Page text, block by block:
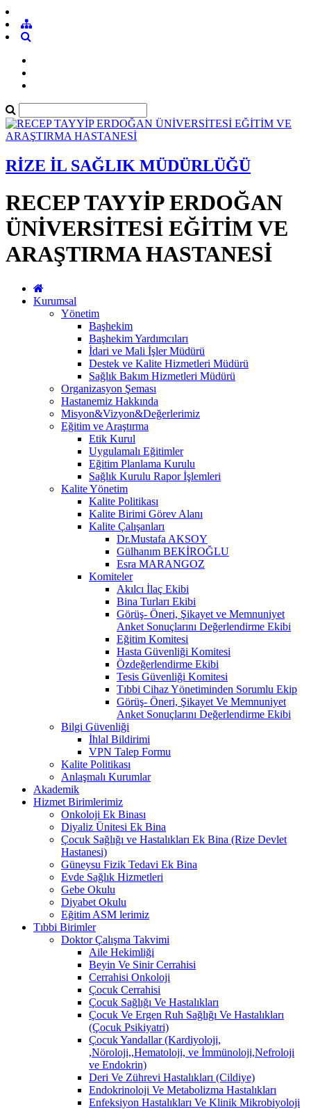
RİZE İL SAĞLIK MÜDÜRLÜĞÜ
RECEP TAYYİP ERDOĞAN
ÜNİVERSİTESİ EĞİTİM VE
ARAŞTIRMA HASTANESİ
Kurumsal
Yönetim
Başhekim
Başhekim Yardımcıları
İdari ve Mali İşler Müdürü
Destek ve Kalite Hizmetleri Müdürü
Sağlık Bakım Hizmetleri Müdürü
Organizasyon Şeması
Hastanemiz Hakkında
Misyon&Vizyon&Değerlerimiz
Eğitim ve Araştırma
Etik Kurul
Uygulamalı Eğitimler
Eğitim Planlama Kurulu
Sağlık Kurulu Rapor İşlemleri
Kalite Yönetim
Kalite Politikası
Kalite Birimi Görev Alanı
Kalite Çalışanları
Dr.Mustafa AKSOY
Gülhanım BEKİROĞLU
Esra MARANGOZ
Komiteler
Akılcı İlaç Ekibi
Bina Turları Ekibi
Görüş- Öneri, Şikayet ve Memnuniyet
Anket Sonuçlarını Değerlendirme Ekibi
Eğitim Komitesi
Hasta Güvenliği Komitesi
Özdeğerlendirme Ekibi
Tesis Güvenliği Komitesi
Tıbbi Cihaz Yönetiminden Sorumlu Ekip
Görüş- Öneri, Şikayet Ve Memnuniyet
Anket Sonuçlarını Değerlendirme Ekibi
Bilgi Güvenliği
İhlal Bildirimi
VPN Talep Formu
Kalite Politikası
Anlaşmalı Kurumlar
Akademik
Hizmet Birimlerimiz
Onkoloji Ek Binası
Diyaliz Ünitesi Ek Bina
Çocuk Sağlığı ve Hastalıkları Ek Bina (Rize Devlet
Hastanesi)
Güneysu Fizik Tedavi Ek Bina
Evde Sağlık Hizmetleri
Gebe Okulu
Diyabet Okulu
Eğitim ASM lerimiz
Tıbbi Birimler
Doktor Çalışma Takvimi
Aile Hekimliği
Beyin Ve Sinir Cerrahisi
Cerrahisi Onkoloji
Çocuk Cerrahisi
Çocuk Sağlığı Ve Hastalıkları
Çocuk Ve Ergen Ruh Sağlığı Ve Hastalıkları
(Çocuk Psikiyatri)
Çocuk Yandallar (Kardiyoloji,
,Nöroloji,,Hematoloji, ve İmmünoloji,Nefroloji
ve Endokrin)
Deri Ve Zührevi Hastalıkları (Cildiye)
Endokrinoloji Ve Metabolizma Hastalıkları
Enfeksiyon Hastalıkları Ve Klinik Mikrobiyoloji